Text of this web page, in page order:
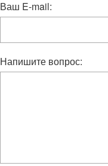
Ваш E-mail:
Напишите вопрос: